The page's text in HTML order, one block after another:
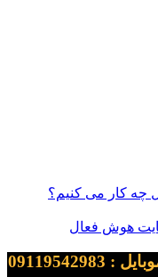
چه کار می کنیم؟
هوش فعال